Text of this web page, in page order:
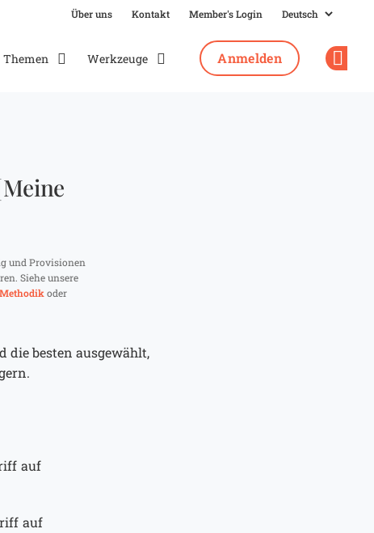
Über uns Kontakt Member's Login
Themen Werkzeuge Anmelden
und Provisionen
Siehe unsere
Methodik oder
die besten ausgewählt,
auf
auf